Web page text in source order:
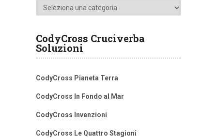
Categorie
CodyCross Cruciverba
Soluzioni
CodyCross Pianeta Terra
CodyCross In Fondo al Mar
CodyCross Invenzioni
CodyCross Le Quattro Stagioni